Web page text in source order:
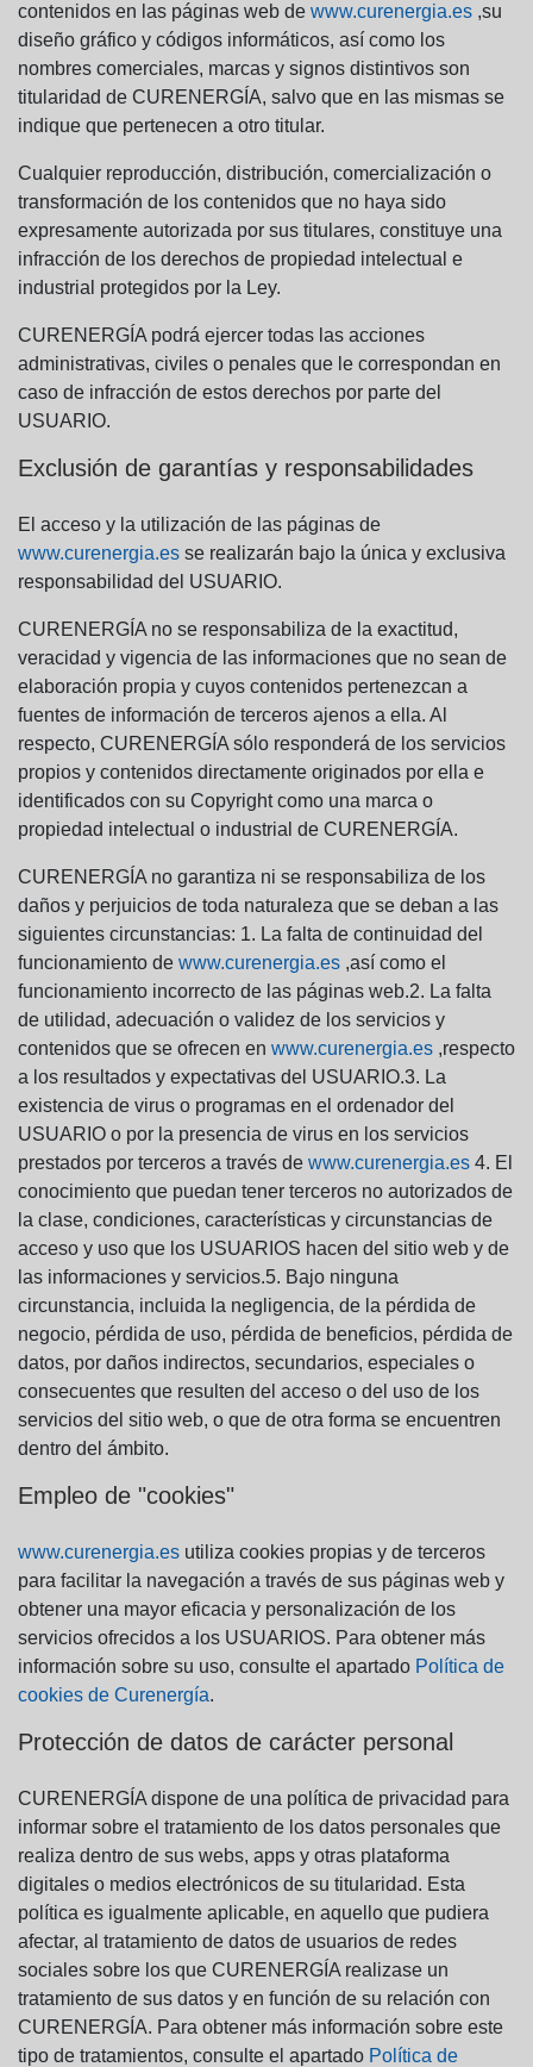
contenidos en las páginas web de www.curenergia.es ,su
diseño gráfico y códigos informáticos, así como los
nombres comerciales, marcas y signos distintivos son
titularidad de CURENERGÍA, salvo que en las mismas se
indique que pertenecen a otro titular.
Cualquier reproducción, distribución, comercialización o
transformación de los contenidos que no haya sido
expresamente autorizada por sus titulares, constituye una
infracción de los derechos de propiedad intelectual e
industrial protegidos por la Ley.
CURENERGÍA podrá ejercer todas las acciones
administrativas, civiles o penales que le correspondan en
caso de infracción de estos derechos por parte del
USUARIO.
Exclusión de garantías y responsabilidades
El acceso y la utilización de las páginas de
www.curenergia.es se realizarán bajo la única y exclusiva
responsabilidad del USUARIO.
CURENERGÍA no se responsabiliza de la exactitud,
veracidad y vigencia de las informaciones que no sean de
elaboración propia y cuyos contenidos pertenezcan a
fuentes de información de terceros ajenos a ella. Al
respecto, CURENERGÍA sólo responderá de los servicios
propios y contenidos directamente originados por ella e
identificados con su Copyright como una marca o
propiedad intelectual o industrial de CURENERGÍA.
CURENERGÍA no garantiza ni se responsabiliza de los
daños y perjuicios de toda naturaleza que se deban a las
siguientes circunstancias: 1. La falta de continuidad del
funcionamiento de www.curenergia.es ,así como el
funcionamiento incorrecto de las páginas web.2. La falta
de utilidad, adecuación o validez de los servicios y
contenidos que se ofrecen en www.curenergia.es ,respecto
a los resultados y expectativas del USUARIO.3. La
existencia de virus o programas en el ordenador del
USUARIO o por la presencia de virus en los servicios
prestados por terceros a través de www.curenergia.es 4. El
conocimiento que puedan tener terceros no autorizados de
la clase, condiciones, características y circunstancias de
acceso y uso que los USUARIOS hacen del sitio web y de
las informaciones y servicios.5. Bajo ninguna
circunstancia, incluida la negligencia, de la pérdida de
negocio, pérdida de uso, pérdida de beneficios, pérdida de
datos, por daños indirectos, secundarios, especiales o
consecuentes que resulten del acceso o del uso de los
servicios del sitio web, o que de otra forma se encuentren
dentro del ámbito.
Empleo de "cookies"
www.curenergia.es utiliza cookies propias y de terceros
para facilitar la navegación a través de sus páginas web y
obtener una mayor eficacia y personalización de los
servicios ofrecidos a los USUARIOS. Para obtener más
información sobre su uso, consulte el apartado Política de
cookies de Curenergía.
Protección de datos de carácter personal
CURENERGÍA dispone de una política de privacidad para
informar sobre el tratamiento de los datos personales que
realiza dentro de sus webs, apps y otras plataforma
digitales o medios electrónicos de su titularidad. Esta
política es igualmente aplicable, en aquello que pudiera
afectar, al tratamiento de datos de usuarios de redes
sociales sobre los que CURENERGÍA realizase un
tratamiento de sus datos y en función de su relación con
CURENERGÍA. Para obtener más información sobre este
tipo de tratamientos, consulte el apartado Política de